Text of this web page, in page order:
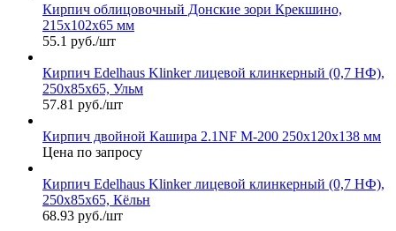
Кирпич облицовочный Донские зори Крекшино,
215х102х65 мм
55.1 руб./шт
Кирпич Edelhaus Klinker лицевой клинкерный (0,7 НФ),
250х85х65, Ульм
57.81 руб./шт
Кирпич двойной Кашира 2.1NF М-200 250x120x138 мм
Цена по запросу
Кирпич Edelhaus Klinker лицевой клинкерный (0,7 НФ),
250х85х65, Кёльн
68.93 руб./шт